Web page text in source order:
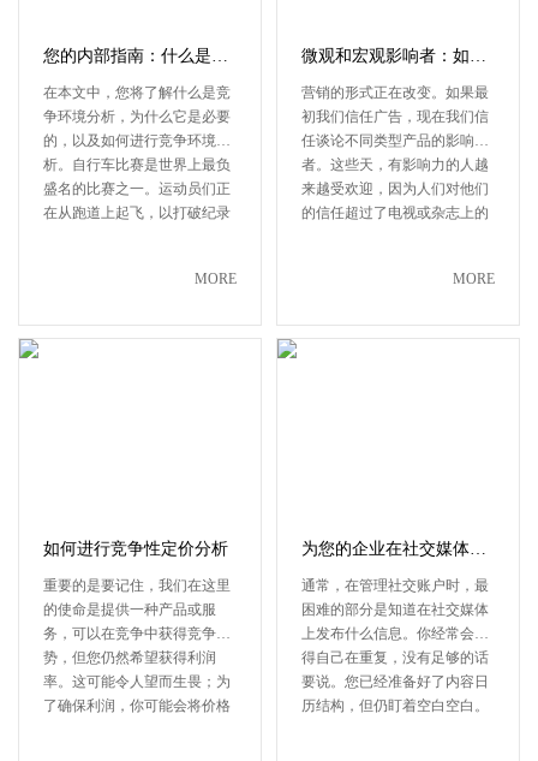
您的内部指南：什么是竞争环境分析？
在本文中，您将了解什么是竞
争环境分析，为什么它是必要
的，以及如何进行竞争环境分
析。自行车比赛是世界上最负
盛名的比赛之一。运动员们正
在从跑道上起飞，以打破纪录
MORE
微观和宏观影响者：如何工作
营销的形式正在改变。如果最
初我们信任广告，现在我们信
任谈论不同类型产品的影响
者。这些天，有影响力的人越
来越受欢迎，因为人们对他们
的信任超过了电视或杂志上的
MORE
如何进行竞争性定价分析
重要的是要记住，我们在这里
的使命是提供一种产品或服
务，可以在竞争中获得竞争优
势，但您仍然希望获得利润
率。这可能令人望而生畏；为
了确保利润，你可能会将价格
为您的企业在社交媒体上发布什么
通常，在管理社交账户时，最
困难的部分是知道在社交媒体
上发布什么信息。你经常会觉
得自己在重复，没有足够的话
要说。您已经准备好了内容日
历结构，但仍盯着空白空白。